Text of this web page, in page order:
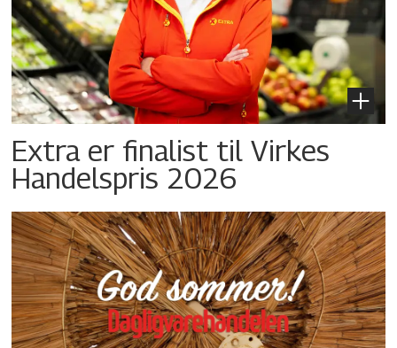
Extra er finalist til Virkes
Handelspris 2026